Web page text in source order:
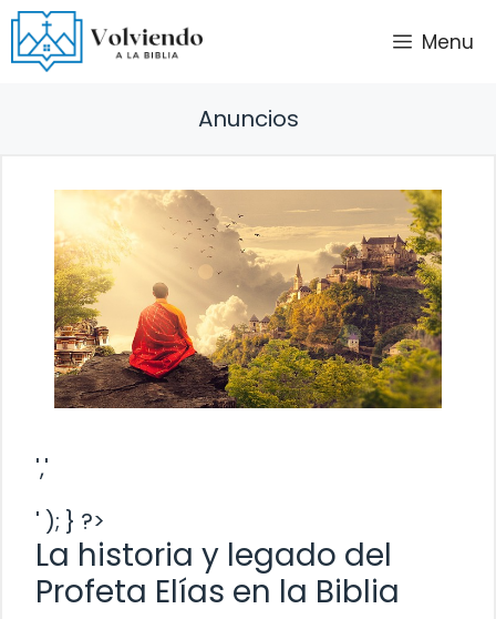
Saltar
al
contenido
Menu
Anuncios
','
' ); } ?>
La historia y legado del
Profeta Elías en la Biblia